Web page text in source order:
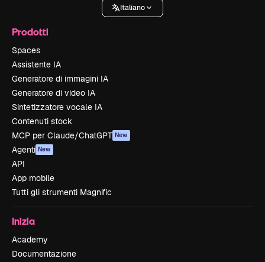
Italiano
Prodotti
Spaces
Assistente IA
Generatore di immagini IA
Generatore di video IA
Sintetizzatore vocale IA
Contenuti stock
MCP per Claude/ChatGPT New
Agenti New
API
App mobile
Tutti gli strumenti Magnific
Inizia
Academy
Documentazione